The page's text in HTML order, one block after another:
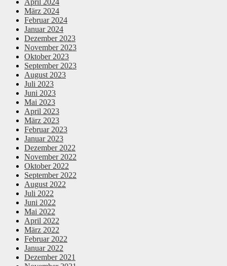
März 2024
Februar 2024
Januar 2024
Dezember 2023
November 2023
Oktober 2023
September 2023
August 2023
Juli 2023
Juni 2023
Mai 2023
April 2023
März 2023
Februar 2023
Januar 2023
Dezember 2022
November 2022
Oktober 2022
September 2022
August 2022
Juli 2022
Juni 2022
Mai 2022
April 2022
März 2022
Februar 2022
Januar 2022
Dezember 2021